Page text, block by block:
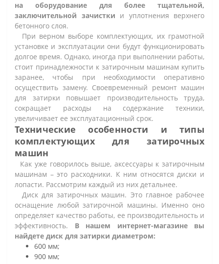
на оборудование для более тщательной,
заключительной зачистки и уплотнения верхнего
бетонного слоя.
При верном выборе комплектующих, их грамотной
установке и эксплуатации они будут функционировать
долгое время. Однако, иногда при выполнении работы,
стоит принадлежности к затирочным машинам купить
заранее, чтобы при необходимости оперативно
осуществить замену. Своевременный ремонт машин
для затирки повышает производительность труда,
сокращает расходы на содержание техники,
увеличивает ее эксплуатационный срок.
Технические особенности и типы
комплектующих для затирочных
машин
Как уже говорилось выше, аксессуары к затирочным
машинам – это расходники. К ним относятся диски и
лопасти. Рассмотрим каждый из них детальнее.
Диск для затирочных машин. Это главное рабочее
оснащение любой затирочной машины. Именно оно
определяет качество работы, ее производительность и
эффективность. В нашем интернет-магазине вы
найдете диск для затирки диаметром:
600 мм;
900 мм;